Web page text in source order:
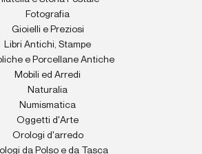
Fotografia
Gioielli e Preziosi
Libri Antichi, Stampe
e Porcellane Antiche
Mobili ed Arredi
Naturalia
Numismatica
Oggetti d'Arte
Orologi d'arredo
da Polso e da Tasca